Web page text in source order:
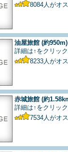
8084 人がオ
油屋旅館 (約950m)
詳細は↑をクリック
8233 人がオ
赤城旅館 (約
詳細は↑をクリック
7534 人がオ